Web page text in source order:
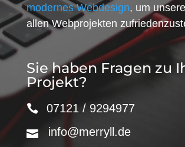
modernes Webdesign, um
allen Webprojekten
Sie haben Fragen zu
Projekt?
07121 / 9294977
info@merryll.de